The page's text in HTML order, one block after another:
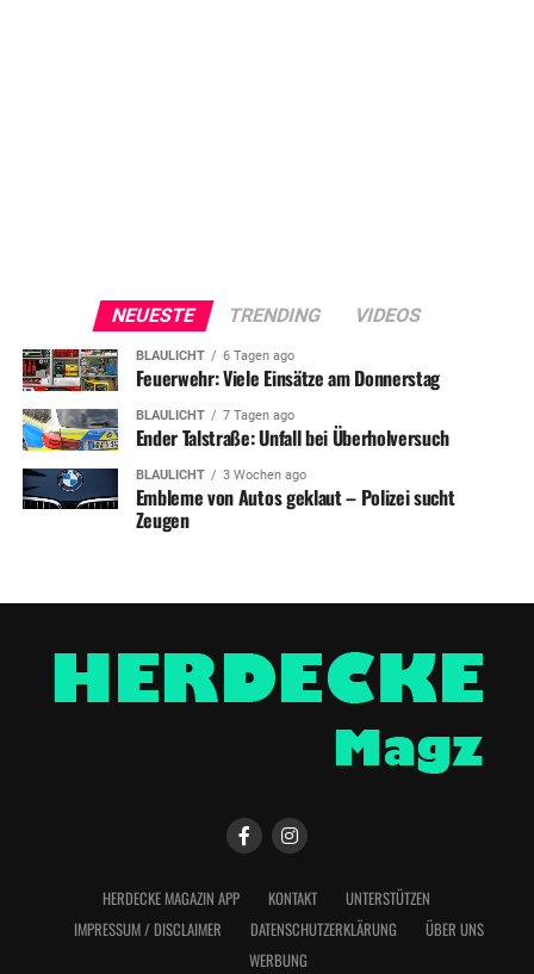
NEUESTE TRENDING VIDEOS
BLAULICHT 6 Tagen ago
Feuerwehr: Viele Einsätze am Donnerstag
BLAULICHT 7 Tagen ago
Ender Talstraße: Unfall bei Überholversuch
BLAULICHT 3 Wochen ago
Embleme von Autos geklaut – Polizei sucht
Zeugen
HERDECKE MAGAZIN APP KONTAKT
UNTERSTÜTZEN
IMPRESSUM / DISCLAIMER
DATENSCHUTZERKLÄRUNG
ÜBER UNS
WERBUNG